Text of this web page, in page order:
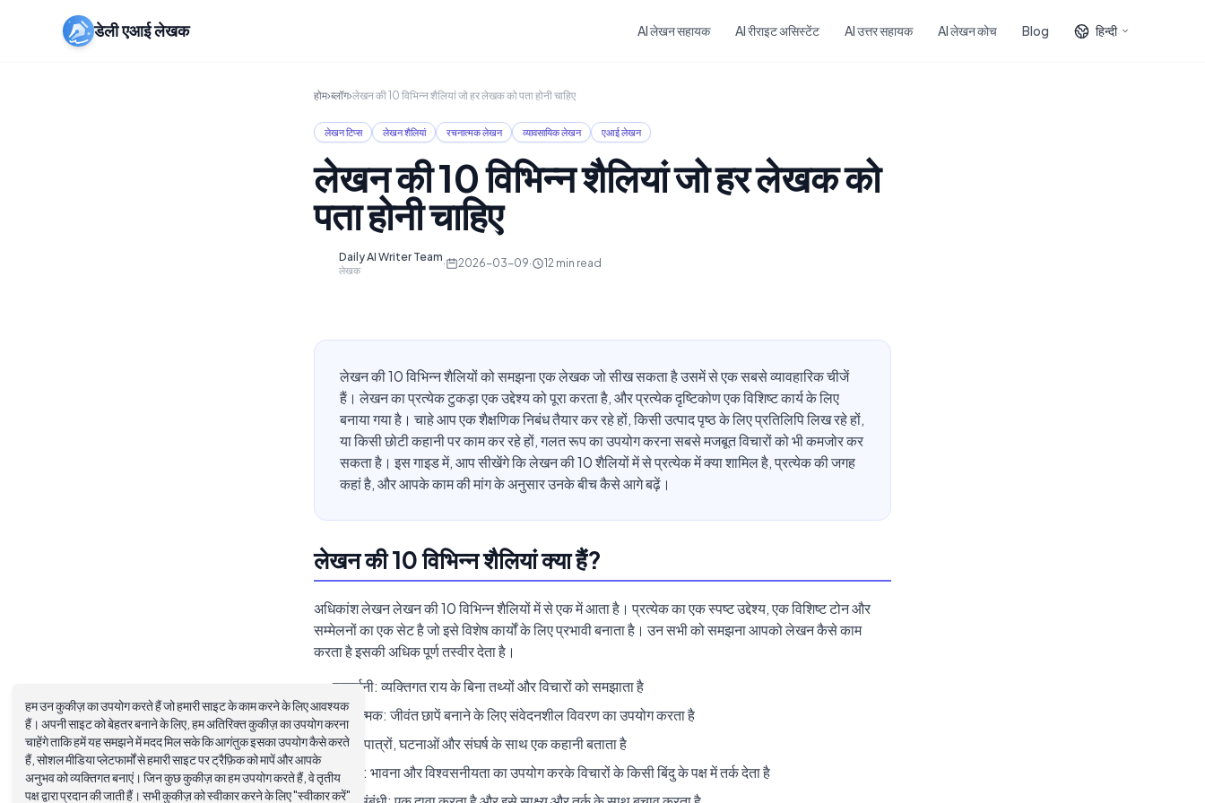
डेली एआई लेखक AI लेखन सहायक AI रीराइट असिस्टेंट AI उत्तर सहायक AI लेखन कोच Blog हिन्दी
होम›ब्लॉग›लेखन की 10 विभिन्न शैलियां जो हर लेखक को पता होनी चाहिए
लेखन टिप्स लेखन शैलियां रचनात्मक लेखन व्यावसायिक लेखन एआई लेखन
लेखन की 10 विभिन्न शैलियां जो हर लेखक को
पता होनी चाहिए
Daily AI Writer Team
लेखक
· 2026-03-09· 12 min read
लेखन की 10 विभिन्न शैलियों को समझना एक लेखक जो सीख सकता है उसमें से एक सबसे व्यावहारिक चीजें
हैं। लेखन का प्रत्येक टुकड़ा एक उद्देश्य को पूरा करता है, और प्रत्येक दृष्टिकोण एक विशिष्ट कार्य के लिए
बनाया गया है। चाहे आप एक शैक्षणिक निबंध तैयार कर रहे हों, किसी उत्पाद पृष्ठ के लिए प्रतिलिपि लिख रहे हों,
या किसी छोटी कहानी पर काम कर रहे हों, गलत रूप का उपयोग करना सबसे मजबूत विचारों को भी कमजोर कर
सकता है। इस गाइड में, आप सीखेंगे कि लेखन की 10 शैलियों में से प्रत्येक में क्या शामिल है, प्रत्येक की जगह
कहां है, और आपके काम की मांग के अनुसार उनके बीच कैसे आगे बढ़ें।
लेखन की 10 विभिन्न शैलियां क्या हैं?
अधिकांश लेखन लेखन की 10 विभिन्न शैलियों में से एक में आता है। प्रत्येक का एक स्पष्ट उद्देश्य, एक विशिष्ट टोन और
सम्मेलनों का एक सेट है जो इसे विशेष कार्यों के लिए प्रभावी बनाता है। उन सभी को समझना आपको लेखन कैसे काम
करता है इसकी अधिक पूर्ण तस्वीर देता है।
प्रदर्शनी: व्यक्तिगत राय के बिना तथ्यों और विचारों को समझाता है
वर्णनात्मक: जीवंत छापें बनाने के लिए संवेदनशील विवरण का उपयोग करता है
कथा: पात्रों, घटनाओं और संघर्ष के साथ एक कहानी बताता है
प्रेरक: भावना और विश्वसनीयता का उपयोग करके विचारों के किसी बिंदु के पक्ष में तर्क देता है
हम उन कुकीज़ का उपयोग करते हैं जो हमारी साइट के काम करने के लिए आवश्यक
हैं। अपनी साइट को बेहतर बनाने के लिए, हम अतिरिक्त कुकीज़ का उपयोग करना
चाहेंगे ताकि हमें यह समझने में मदद मिल सके कि आगंतुक इसका उपयोग कैसे करते
हैं, सोशल मीडिया प्लेटफार्मों से हमारी साइट पर ट्रैफ़िक को मापें और आपके
अनुभव को व्यक्तिगत बनाएं। जिन कुछ कुकीज़ का हम उपयोग करते हैं, वे तृतीय
पक्ष द्वारा प्रदान की जाती हैं। सभी कुकीज़ को स्वीकार करने के लिए "स्वीकार करें"